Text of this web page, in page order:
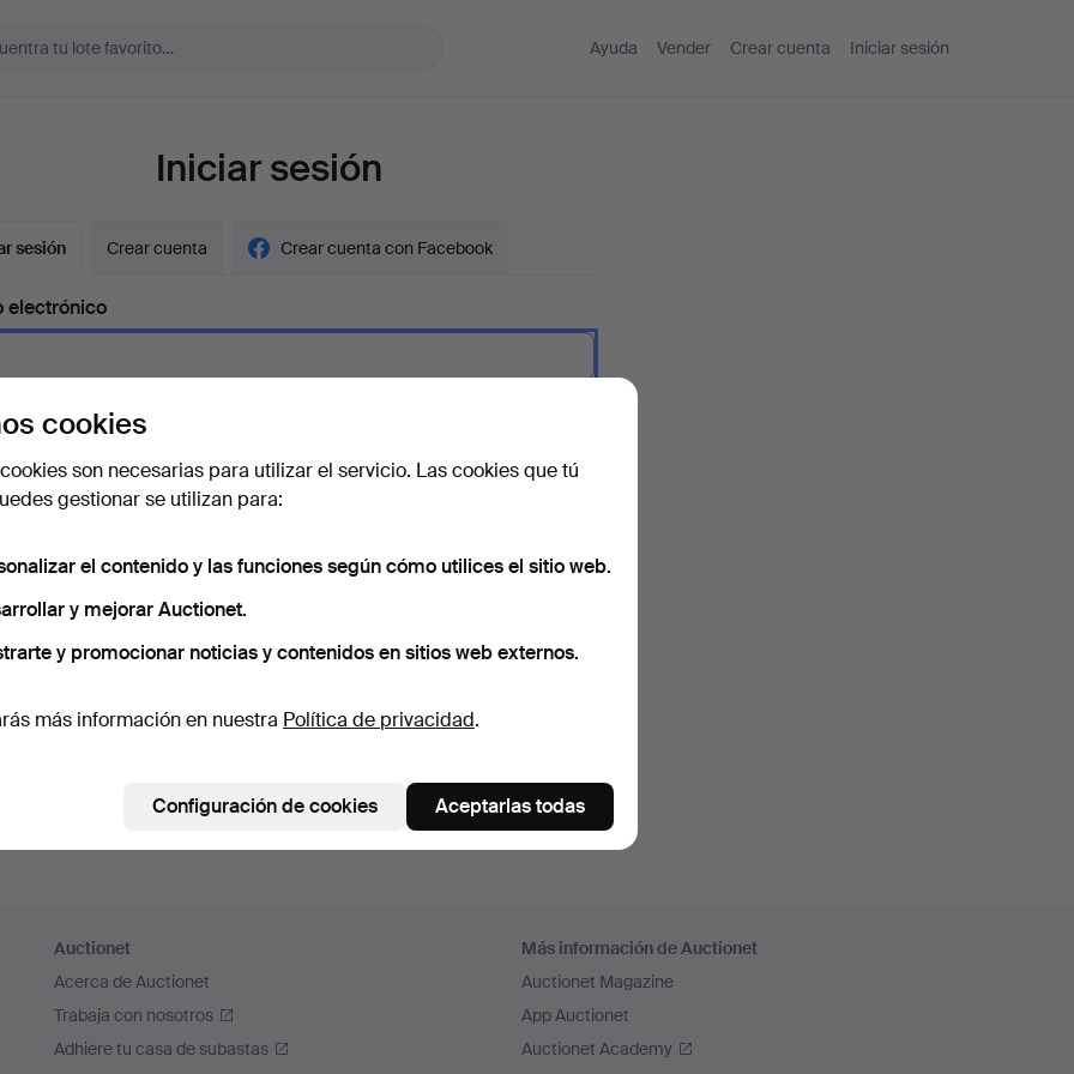
Ayuda Vender Crear cuenta Iniciar sesión
Iniciar sesión
sesión Crear cuenta Crear cuenta con Facebook
electrónico
la contraseña?
Auctionet
Acerca de Auctionet
Trabaja con nosotros
Adhiere tu casa de subastas
Más información de Auctionet
Auctionet Magazine
App Auctionet
Auctionet Academy
cookies
son necesarias para utilizar el servicio. Las cookies que tú
gestionar se utilizan para:
el contenido y las funciones según cómo utilices el sitio web.
y mejorar Auctionet.
y promocionar noticias y contenidos en sitios web externos.
más información en nuestra Política de privacidad.
Configuración de cookies Aceptarlas todas